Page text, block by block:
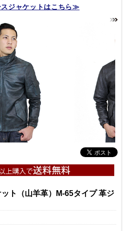
スジャケットはこちら≫
ット（山羊革）M-65タイプ 革ジ